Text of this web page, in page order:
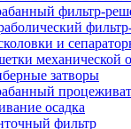
фильтр-
и
механической
затворы
осадка
фильтр